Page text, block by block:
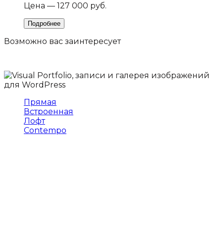
Цена — 127 000 руб.
Возможно вас заинтересует
Прямая
Встроенная
Лофт
Contempo